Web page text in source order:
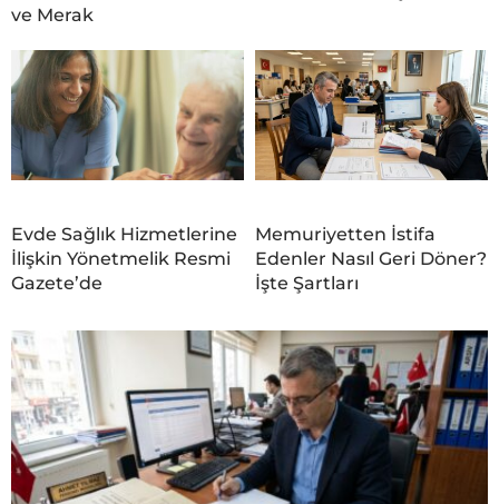
ve Merak
Evde Sağlık Hizmetlerine
İlişkin Yönetmelik Resmi
Gazete’de
Memuriyetten İstifa
Edenler Nasıl Geri Döner?
İşte Şartları